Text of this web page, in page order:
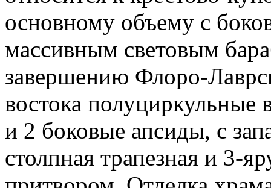
основному объему с
массивным световым
завершению Флоро-
востока полуциркульные
и 2 боковые апсиды, с
столпная трапезная и 3-